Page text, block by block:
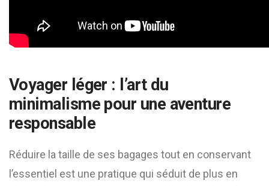
Voyager léger : l’art du
minimalisme pour une aventure
responsable
Réduire la taille de ses bagages tout en conservant
l’essentiel est une pratique qui séduit de plus en